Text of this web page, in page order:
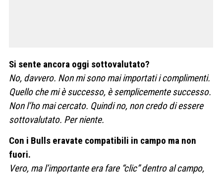
Si sente ancora oggi sottovalutato?
No, davvero. Non mi sono mai importati i complimenti.
Quello che mi è successo, è semplicemente successo.
Non l’ho mai cercato. Quindi no, non credo di essere
sottovalutato. Per niente.
Con i Bulls eravate compatibili in campo ma non
fuori.
Vero, ma l’importante era fare “clic” dentro al campo,